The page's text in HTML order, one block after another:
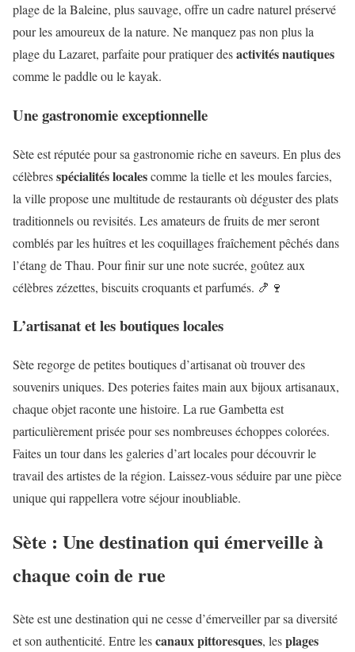
plage de la Baleine, plus sauvage, offre un cadre naturel préservé
pour les amoureux de la nature. Ne manquez pas non plus la
plage du Lazaret, parfaite pour pratiquer desactivités nautiques
comme le paddle ou le kayak.
Une gastronomie exceptionnelle
Sète est réputée pour sa gastronomie riche en saveurs. En plus des
célèbresspécialités localescomme la tielle et les moules farcies,
la ville propose une multitude de restaurants où déguster des plats
traditionnels ou revisités. Les amateurs de fruits de mer seront
comblés par les huîtres et les coquillages fraîchement pêchés dans
l’étang de Thau. Pour finir sur une note sucrée, goûtez aux
célèbres zézettes, biscuits croquants et parfumés. 🍤🍷
L’artisanat et les boutiques locales
Sète regorge de petites boutiques d’artisanat où trouver des
souvenirs uniques. Des poteries faites main aux bijoux artisanaux,
chaque objet raconte une histoire. La rue Gambetta est
particulièrement prisée pour ses nombreuses échoppes colorées.
Faites un tour dans les galeries d’art locales pour découvrir le
travail des artistes de la région. Laissez-vous séduire par une pièce
unique qui rappellera votre séjour inoubliable.
Sète : Une destination qui émerveille à
chaque coin de rue
Sète est une destination qui ne cesse d’émerveiller par sa diversité
et son authenticité. Entre lescanaux pittoresques, lesplages